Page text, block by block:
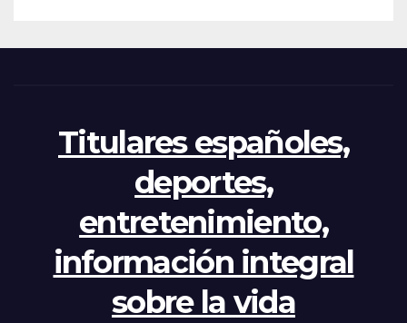
Titulares españoles,
deportes,
entretenimiento,
información integral
sobre la vida